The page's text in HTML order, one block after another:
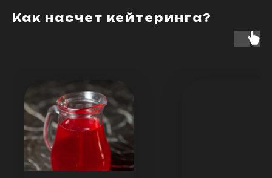
Как насчет кейтеринга?